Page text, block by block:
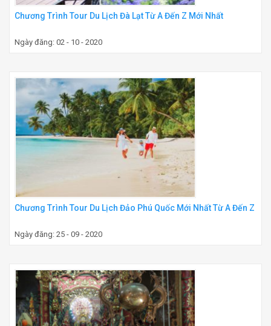
Chương Trình Tour Du Lịch Đà Lạt Từ A Đến Z Mới Nhất
Ngày đăng: 02 - 10 - 2020
Chương Trình Tour Du Lịch Đảo Phú Quốc Mới Nhất Từ A Đến Z
Ngày đăng: 25 - 09 - 2020